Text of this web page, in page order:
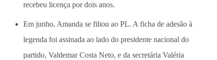
recebeu licença por dois anos.
Em junho, Amanda se filiou ao PL. A ficha de adesão à
legenda foi assinada ao lado do presidente nacional do
partido, Valdemar Costa Neto, e da secretária Valéria